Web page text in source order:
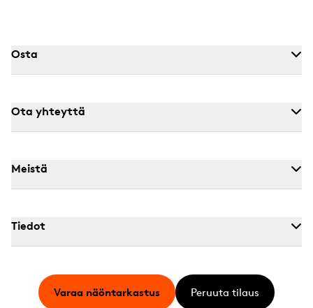
Osta
Ota yhteyttä
Meistä
Tiedot
Varaa näöntarkastus Peruuta tilaus